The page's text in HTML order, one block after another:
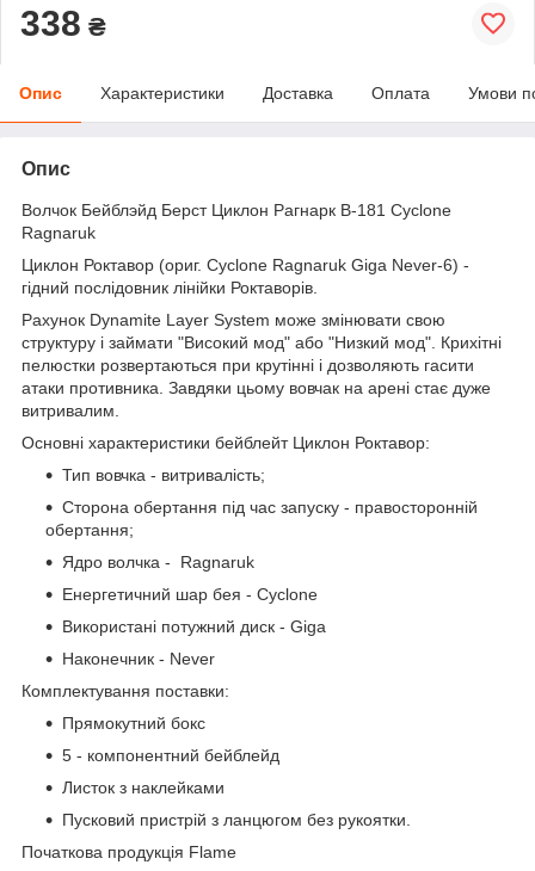
338 ₴
Опис Характеристики Доставка Оплата Умови
Опис
Волчок Бейблэйд Берст Циклон Рагнарк B-181 Cyclone
Ragnaruk
Циклон Роктавор (ориг. Cyclone Ragnaruk Giga Never-6) -
гідний послідовник лінійки Роктаворів.
Рахунок Dynamite Layer System може змінювати свою
структуру і займати "Високий мод" або "Низкий мод". Крихітні
пелюстки розвертаються при крутінні і дозволяють гасити
атаки противника. Завдяки цьому вовчак на арені стає дуже
витривалим.
Основні характеристики бейблейт Циклон Роктавор:
Тип вовчка - витривалість;
Сторона обертання під час запуску - правосторонній
обертання;
Ядро волчка - Ragnaruk
Енергетичний шар бея - Cyclone
Використані потужний диск - Giga
Наконечник - Never
Комплектування поставки:
Прямокутний бокс
5 - компонентний бейблейд
Листок з наклейками
Пусковий пристрій з ланцюгом без рукоятки.
Початкова продукція Flame